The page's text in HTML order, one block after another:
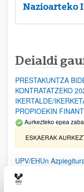
Nazioarteko
Deialdi
PRESTAKUNTZA
KONTRATATZEKO
IKERTALDE/
PROPIOEKIN
Aurkezteko epea
ESKAERAK
UPV/EHUn